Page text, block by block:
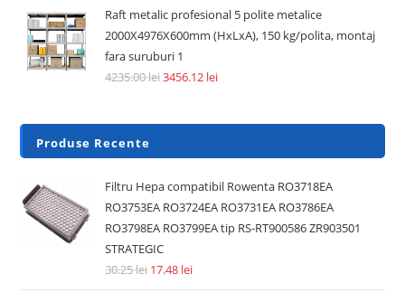
Raft metalic profesional 5 polite metalice
2000X4976X600mm (HxLxA), 150 kg/polita, montaj
fara suruburi 1
4235.00lei3456.12 lei
Produse Recente
Filtru Hepa compatibil Rowenta RO3718EA
RO3753EA RO3724EA RO3731EA RO3786EA
RO3798EA RO3799EA tip RS-RT900586 ZR903501
STRATEGIC
30.25lei 17.48 lei